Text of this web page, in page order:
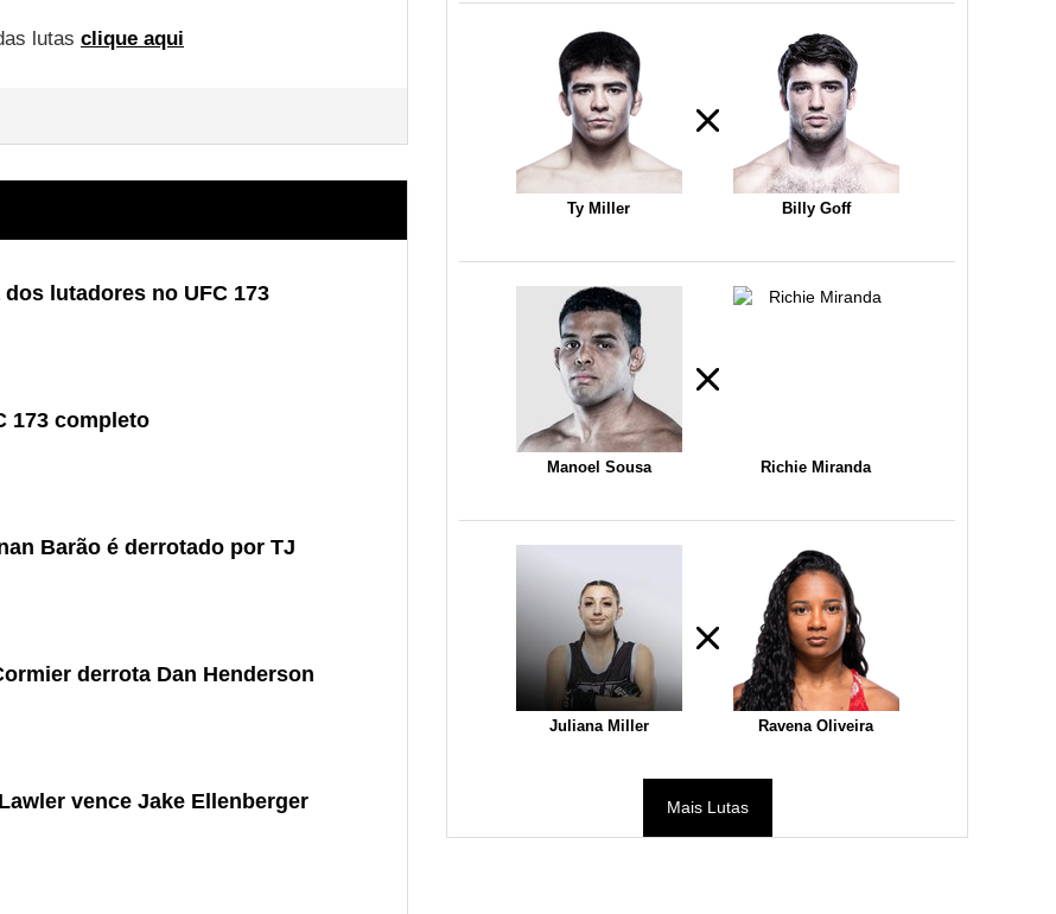
lutas clique aqui
lutadores no UFC 173
173 completo
Barão é derrotado por TJ
derrota Dan Henderson
vence Jake Ellenberger
Ty Miller Billy Goff
Manoel Sousa Richie Miranda
Juliana Miller Ravena Oliveira
Mais Lutas